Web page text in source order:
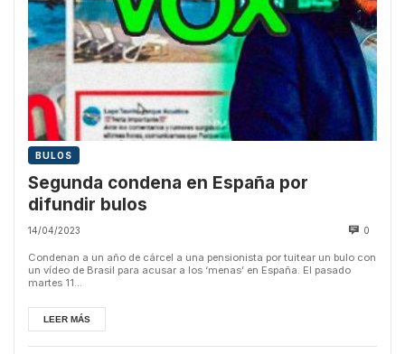
BULOS
Segunda condena en España por
difundir bulos
14/04/2023 0
Condenan a un año de cárcel a una pensionista por tuitear un bulo con
un vídeo de Brasil para acusar a los ‘menas’ en España. El pasado
martes 11...
LEER MÁS